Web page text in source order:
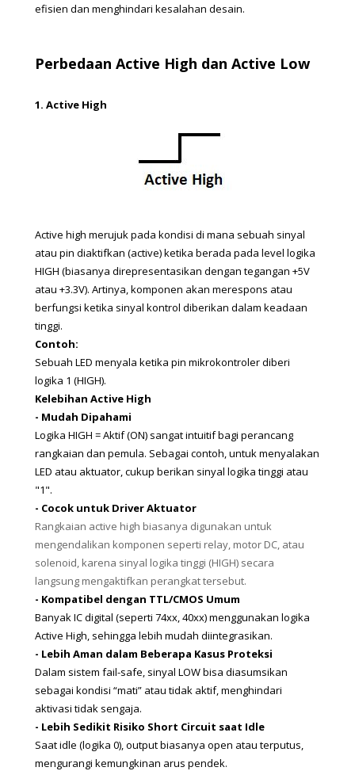
efisien dan menghindari kesalahan desain.
Perbedaan Active High dan Active Low
1. Active High
Active high merujuk pada kondisi di mana sebuah sinyal
atau pin diaktifkan (active) ketika berada pada level logika
HIGH (biasanya direpresentasikan dengan tegangan +5V
atau +3.3V). Artinya, komponen akan merespons atau
berfungsi ketika sinyal kontrol diberikan dalam keadaan
tinggi.
Contoh:
Sebuah LED menyala ketika pin mikrokontroler diberi
logika 1 (HIGH).
Kelebihan Active High
- Mudah Dipahami
Logika HIGH = Aktif (ON) sangat intuitif bagi perancang
rangkaian dan pemula. Sebagai contoh, untuk menyalakan
LED atau aktuator, cukup berikan sinyal logika tinggi atau
"1".
- Cocok untuk Driver Aktuator
Rangkaian active high biasanya digunakan untuk
mengendalikan komponen seperti relay, motor DC, atau
solenoid, karena sinyal logika tinggi (HIGH) secara
langsung mengaktifkan perangkat tersebut.
- Kompatibel dengan TTL/CMOS Umum
Banyak IC digital (seperti 74xx, 40xx) menggunakan logika
Active High, sehingga lebih mudah diintegrasikan.
- Lebih Aman dalam Beberapa Kasus Proteksi
Dalam sistem fail-safe, sinyal LOW bisa diasumsikan
sebagai kondisi “mati” atau tidak aktif, menghindari
aktivasi tidak sengaja.
- Lebih Sedikit Risiko Short Circuit saat Idle
Saat idle (logika 0), output biasanya open atau terputus,
mengurangi kemungkinan arus pendek.